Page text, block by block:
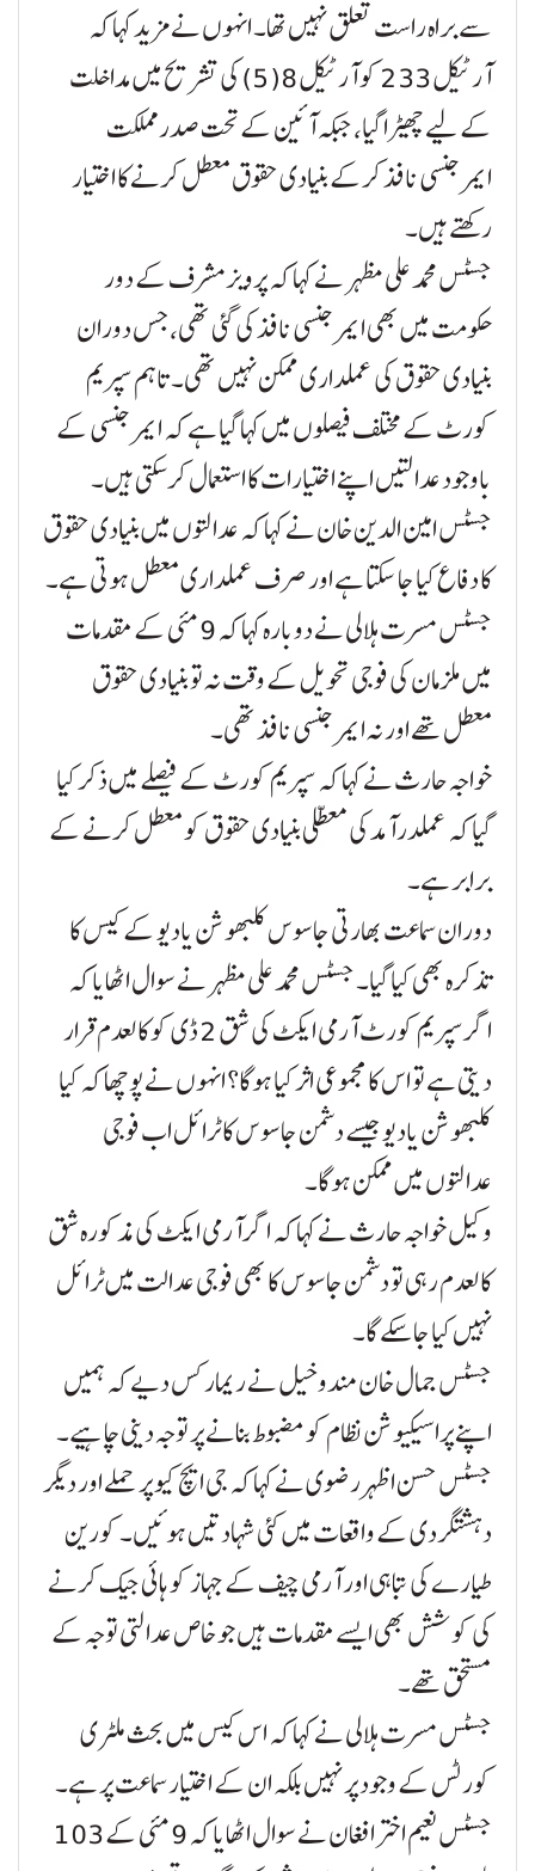
سے براہ راست تعلق نہیں تھا۔ انہوں نے مزید کہا کہ
آرٹیکل 233 کو آرٹیکل 8(5) کی تشریح میں مداخلت
کے لیے چھیڑا گیا، جبکہ آئین کے تحت صدر مملکت
ایمرجنسی نافذ کرکے بنیادی حقوق معطل کرنے کا اختیار
رکھتے ہیں۔
جسٹس محمد علی مظہر نے کہا کہ پرویز مشرف کے دور
حکومت میں بھی ایمرجنسی نافذ کی گئی تھی، جس دوران
بنیادی حقوق کی عملداری ممکن نہیں تھی۔ تاہم سپریم
کورٹ کے مختلف فیصلوں میں کہا گیا ہے کہ ایمرجنسی کے
باوجود عدالتیں اپنے اختیارات کا استعمال کر سکتی ہیں۔
جسٹس امین الدین خان نے کہا کہ عدالتوں میں بنیادی حقوق
کا دفاع کیا جا سکتا ہے اور صرف عملداری معطل ہوتی ہے۔
جسٹس مسرت ہلالی نے دوبارہ کہا کہ 9 مئی کے مقدمات
میں ملزمان کی فوجی تحویل کے وقت نہ تو بنیادی حقوق
معطل تھے اور نہ ایمرجنسی نافذ تھی۔
خواجہ حارث نے کہا کہ سپریم کورٹ کے فیصلے میں ذکر کیا
گیا کہ عملدرآمد کی معطلی بنیادی حقوق کو معطل کرنے کے
برابر ہے۔
دوران سماعت بھارتی جاسوس کلبھوشن یادیو کے کیس کا
تذکرہ بھی کیا گیا۔ جسٹس محمد علی مظہر نے سوال اٹھایا کہ
اگر سپریم کورٹ آرمی ایکٹ کی شق 2 ڈی کو کالعدم قرار
دیتی ہے تو اس کا مجموعی اثر کیا ہوگا؟ انہوں نے پوچھا کہ کیا
کلبھوشن یادیو جیسے دشمن جاسوس کا ٹرائل اب فوجی
عدالتوں میں ممکن ہوگا۔
وکیل خواجہ حارث نے کہا کہ اگر آرمی ایکٹ کی مذکورہ شق
کالعدم رہی تو دشمن جاسوس کا بھی فوجی عدالت میں ٹرائل
نہیں کیا جا سکے گا۔
جسٹس جمال خان مندوخیل نے ریمارکس دیے کہ ہمیں
اپنے پراسیکیوشن نظام کو مضبوط بنانے پر توجہ دینی چاہیے۔
جسٹس حسن اظہر رضوی نے کہا کہ جی ایچ کیو پر حملے اور دیگر
دہشتگردی کے واقعات میں کئی شہادتیں ہوئیں۔ کورین
طیارے کی تباہی اور آرمی چیف کے جہاز کو ہائی جیک کرنے
کی کوشش بھی ایسے مقدمات ہیں جو خاص عدالتی توجہ کے
مستحق تھے۔
جسٹس مسرت ہلالی نے کہا کہ اس کیس میں بحث ملٹری
کورٹس کے وجود پر نہیں بلکہ ان کے اختیار سماعت پر ہے۔
جسٹس نعیم اختر افغان نے سوال اٹھایا کہ 9 مئی کے 103